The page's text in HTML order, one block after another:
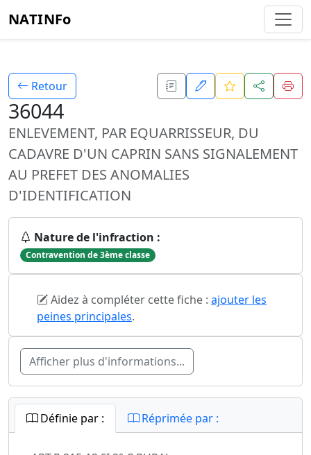
NATINFo
Retour
36044
ENLEVEMENT, PAR EQUARRISSEUR, DU
CADAVRE D'UN CAPRIN SANS SIGNALEMENT
AU PREFET DES ANOMALIES
D'IDENTIFICATION
Nature de l'infraction :
Contravention de 3ème classe
Aidez à compléter cette fiche : ajouter les
peines principales.
Afficher plus d'informations...
Définie par : Réprimée par :